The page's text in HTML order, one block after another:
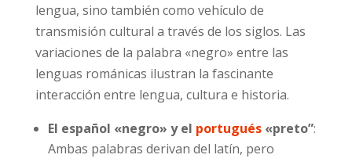
lengua, sino también como vehículo de
transmisión cultural a través de los siglos. Las
variaciones de la palabra «negro» entre las
lenguas románicas ilustran la fascinante
interacción entre lengua, cultura e historia.
El español «negro» y el portugués«preto”:
Ambas palabras derivan del latín, pero